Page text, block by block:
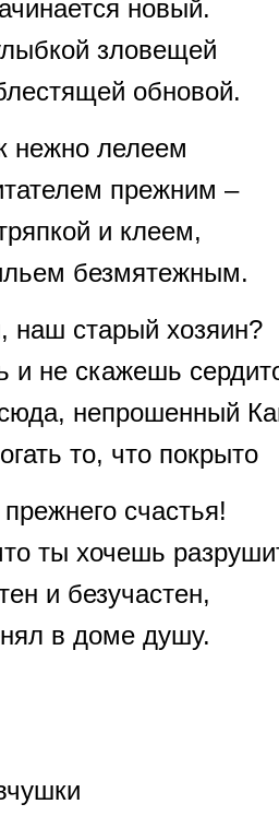
новый.
зловещей
обновой.
нежно лелеем
прежним –
и клеем,
безмятежным.
наш старый хозяин?
и не скажешь
непрошенный
то, что покрыто
счастья!
ты хочешь
и безучастен,
в доме душу.